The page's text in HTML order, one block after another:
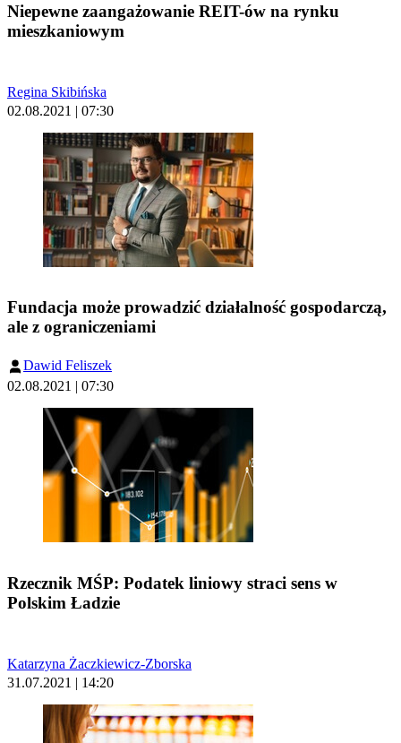
Niepewne zaangażowanie REIT-ów na rynku
mieszkaniowym
Regina Skibińska
02.08.2021 | 07:30
Fundacja może prowadzić działalność gospodarczą,
ale z ograniczeniami
Dawid Feliszek
02.08.2021 | 07:30
Rzecznik MŚP: Podatek liniowy straci sens w
Polskim Ładzie
Katarzyna Żaczkiewicz-Zborska
31.07.2021 | 14:20